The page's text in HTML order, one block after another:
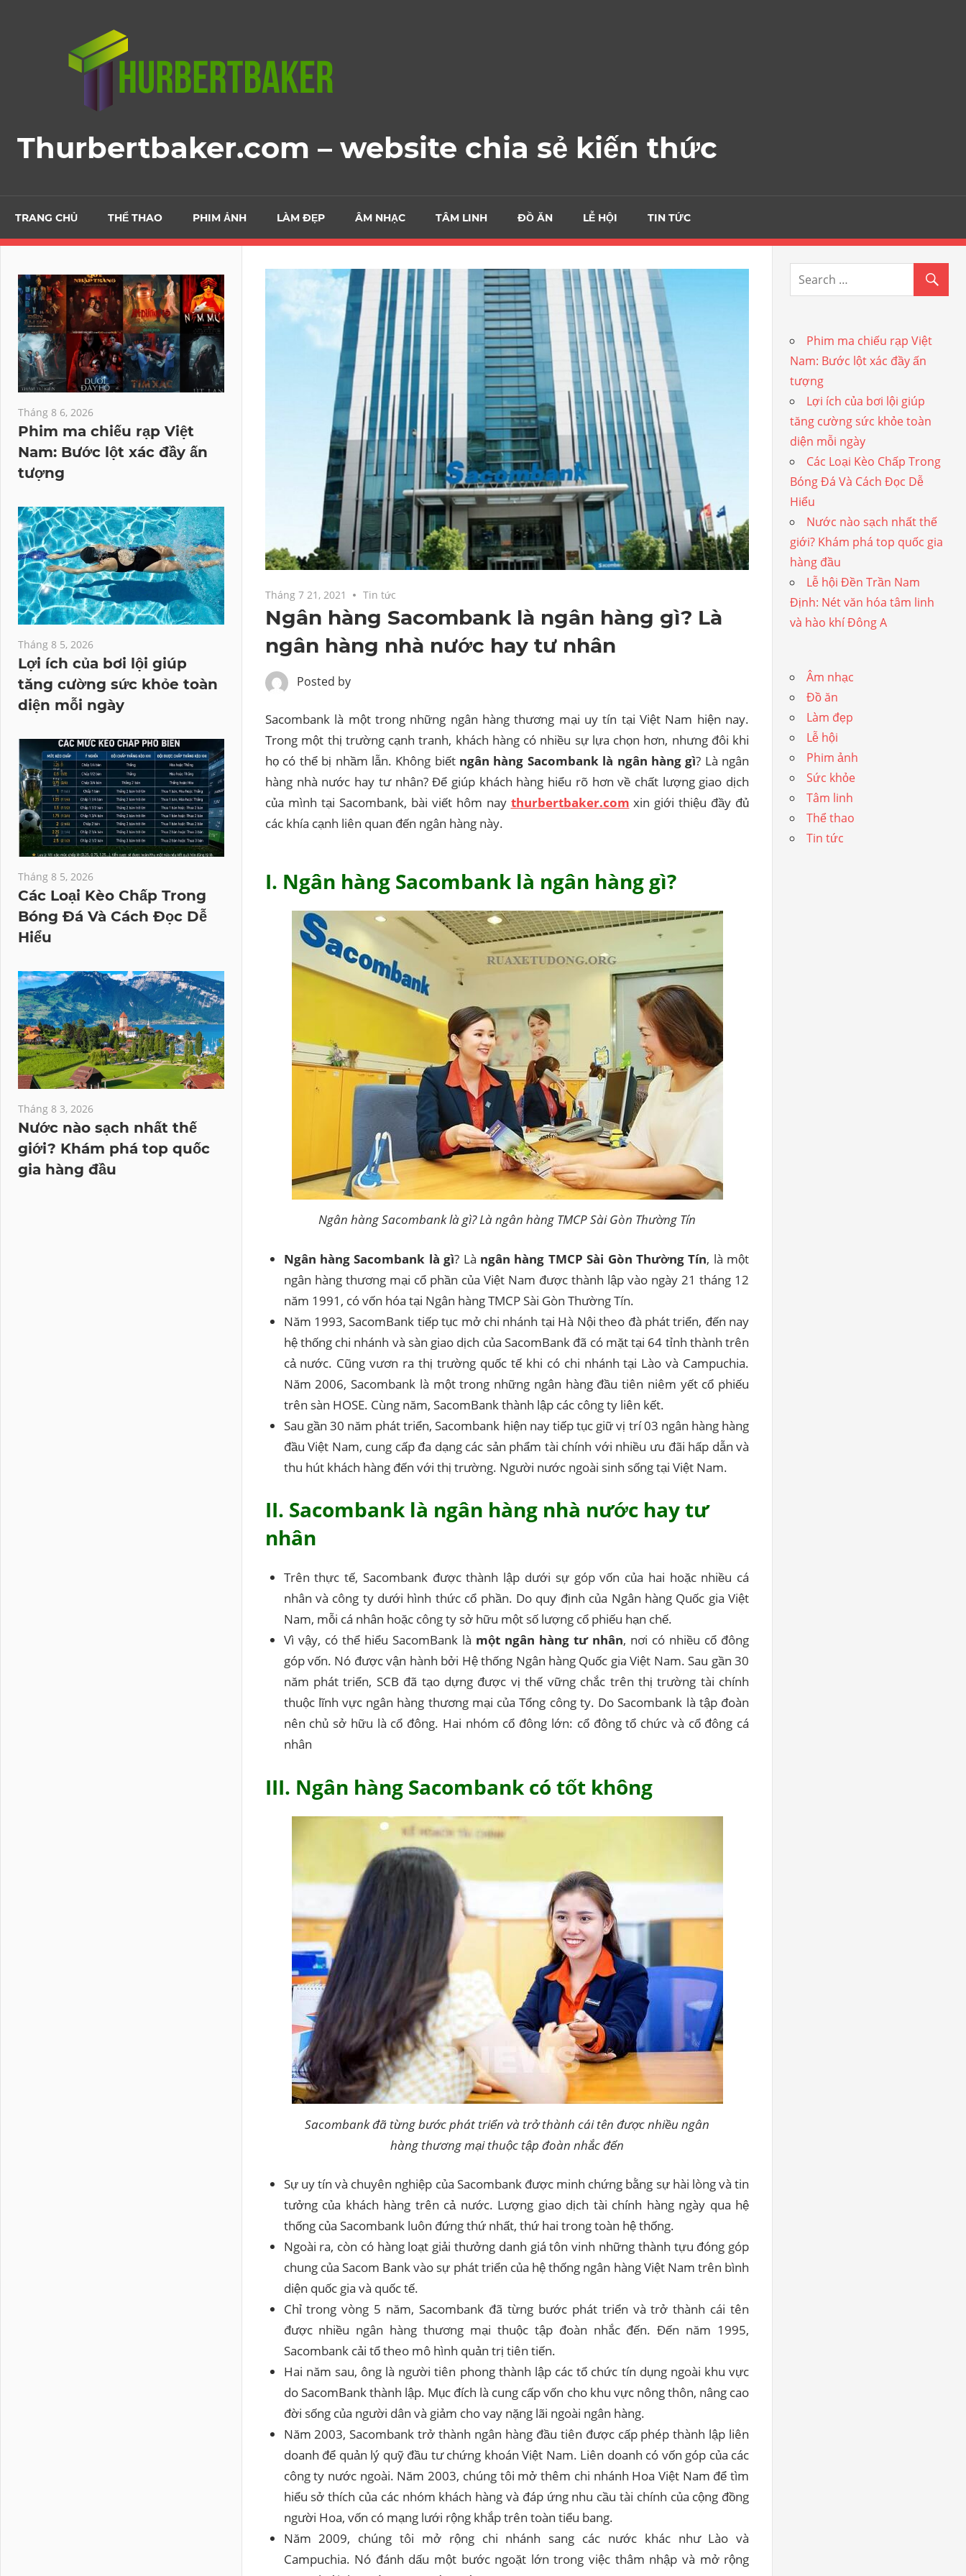
Thurbertbaker.com – website chia sẻ kiến thức
TRANG CHỦ THỂ THAO PHIM ẢNH LÀM ĐẸP ÂM NHẠC TÂM LINH ĐỒ ĂN LỄ HỘI TIN TỨC
Tháng 7 21, 2021 Tin tức
Ngân hàng Sacombank là ngân hàng gì? Là
ngân hàng nhà nước hay tư nhân
Posted by
Sacombank là một trong những ngân hàng thương mại uy tín tại Việt Nam hiện nay.
Trong một thị trường cạnh tranh, khách hàng có nhiều sự lựa chọn hơn, nhưng đôi khi
họ có thể bị nhầm lẫn. Không biếtngân hàng Sacombank là ngân hàng gì? Là ngân
hàng nhà nước hay tư nhân? Để giúp khách hàng hiểu rõ hơn về chất lượng giao dịch
của mình tại Sacombank, bài viết hôm nay thurbertbaker.com xin giới thiệu đầy đủ
các khía cạnh liên quan đến ngân hàng này.
I. Ngân hàng Sacombank là ngân hàng gì?
Ngân hàng Sacombank là gì? Là ngân hàng TMCP Sài Gòn Thường Tín
Ngân hàng Sacombank là gì? Là ngân hàng TMCP Sài Gòn Thường Tín, là một
ngân hàng thương mại cổ phần của Việt Nam được thành lập vào ngày 21 tháng 12
năm 1991, có vốn hóa tại Ngân hàng TMCP Sài Gòn Thường Tín.
Năm 1993, SacomBank tiếp tục mở chi nhánh tại Hà Nội theo đà phát triển, đến nay
hệ thống chi nhánh và sàn giao dịch của SacomBank đã có mặt tại 64 tỉnh thành trên
cả nước. Cũng vươn ra thị trường quốc tế khi có chi nhánh tại Lào và Campuchia.
Năm 2006, Sacombank là một trong những ngân hàng đầu tiên niêm yết cổ phiếu
trên sàn HOSE. Cùng năm, SacomBank thành lập các công ty liên kết.
Sau gần 30 năm phát triển, Sacombank hiện nay tiếp tục giữ vị trí 03 ngân hàng hàng
đầu Việt Nam, cung cấp đa dạng các sản phẩm tài chính với nhiều ưu đãi hấp dẫn và
thu hút khách hàng đến với thị trường. Người nước ngoài sinh sống tại Việt Nam.
II. Sacombank là ngân hàng nhà nước hay tư
nhân
Trên thực tế, Sacombank được thành lập dưới sự góp vốn của hai hoặc nhiều cá
nhân và công ty dưới hình thức cổ phần. Do quy định của Ngân hàng Quốc gia Việt
Nam, mỗi cá nhân hoặc công ty sở hữu một số lượng cổ phiếu hạn chế.
Vì vậy, có thể hiểu SacomBank là một ngân hàng tư nhân, nơi có nhiều cổ đông
góp vốn. Nó được vận hành bởi Hệ thống Ngân hàng Quốc gia Việt Nam. Sau gần 30
năm phát triển, SCB đã tạo dựng được vị thế vững chắc trên thị trường tài chính
thuộc lĩnh vực ngân hàng thương mại của Tổng công ty. Do Sacombank là tập đoàn
nên chủ sở hữu là cổ đông. Hai nhóm cổ đông lớn: cổ đông tổ chức và cổ đông cá
nhân
III. Ngân hàng Sacombank có tốt không
Sacombank đã từng bước phát triển và trở thành cái tên được nhiều ngân
hàng thương mại thuộc tập đoàn nhắc đến
Sự uy tín và chuyên nghiệp của Sacombank được minh chứng bằng sự hài lòng và tin
tưởng của khách hàng trên cả nước. Lượng giao dịch tài chính hàng ngày qua hệ
thống của Sacombank luôn đứng thứ nhất, thứ hai trong toàn hệ thống.
Ngoài ra, còn có hàng loạt giải thưởng danh giá tôn vinh những thành tựu đóng góp
chung của Sacom Bank vào sự phát triển của hệ thống ngân hàng Việt Nam trên bình
diện quốc gia và quốc tế.
Chỉ trong vòng 5 năm, Sacombank đã từng bước phát triển và trở thành cái tên
được nhiều ngân hàng thương mại thuộc tập đoàn nhắc đến. Đến năm 1995,
Sacombank cải tổ theo mô hình quản trị tiên tiến.
Hai năm sau, ông là người tiên phong thành lập các tổ chức tín dụng ngoài khu vực
do SacomBank thành lập. Mục đích là cung cấp vốn cho khu vực nông thôn, nâng cao
đời sống của người dân và giảm cho vay nặng lãi ngoài ngân hàng.
Năm 2003, Sacombank trở thành ngân hàng đầu tiên được cấp phép thành lập liên
doanh để quản lý quỹ đầu tư chứng khoán Việt Nam. Liên doanh có vốn góp của các
công ty nước ngoài. Năm 2003, chúng tôi mở thêm chi nhánh Hoa Việt Nam để tìm
hiểu sở thích của các nhóm khách hàng và đáp ứng nhu cầu tài chính của cộng đồng
người Hoa, vốn có mạng lưới rộng khắp trên toàn tiểu bang.
Năm 2009, chúng tôi mở rộng chi nhánh sang các nước khác như Lào và
Campuchia. Nó đánh dấu một bước ngoặt lớn trong việc thâm nhập và mở rộng
Tháng 8 6, 2026
Phim ma chiếu rạp Việt
Nam: Bước lột xác đầy ấn
tượng
Tháng 8 5, 2026
Lợi ích của bơi lội giúp
tăng cường sức khỏe toàn
diện mỗi ngày
Tháng 8 5, 2026
Các Loại Kèo Chấp Trong
Bóng Đá Và Cách Đọc Dễ
Hiểu
Tháng 8 3, 2026
Nước nào sạch nhất thế
giới? Khám phá top quốc
gia hàng đầu
Phim ma chiếu rạp Việt
Nam: Bước lột xác đầy ấn
tượng
Lợi ích của bơi lội giúp
tăng cường sức khỏe toàn
diện mỗi ngày
Các Loại Kèo Chấp Trong
Bóng Đá Và Cách Đọc Dễ
Hiểu
Nước nào sạch nhất thế
giới? Khám phá top quốc gia
hàng đầu
Lễ hội Đền Trần Nam
Định: Nét văn hóa tâm linh
và hào khí Đông A
Âm nhạc
Đồ ăn
Làm đẹp
Lễ hội
Phim ảnh
Sức khỏe
Tâm linh
Thể thao
Tin tức